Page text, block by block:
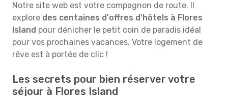
Notre site web est votre compagnon de route. Il
explore des centaines d'offres d'hôtels à Flores
Island pour dénicher le petit coin de paradis idéal
pour vos prochaines vacances. Votre logement de
rêve est à portée de clic !
Les secrets pour bien réserver votre
séjour à Flores Island